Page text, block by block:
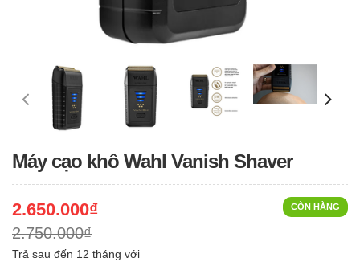
Máy cạo khô Wahl Vanish Shaver
CÒN HÀNG
2.650.000₫
2.750.000₫
Trả sau đến 12 tháng với